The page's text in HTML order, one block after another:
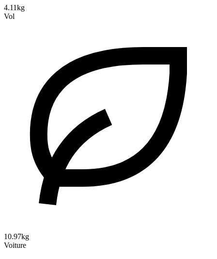
4.11kg
Vol
10.97kg
Voiture